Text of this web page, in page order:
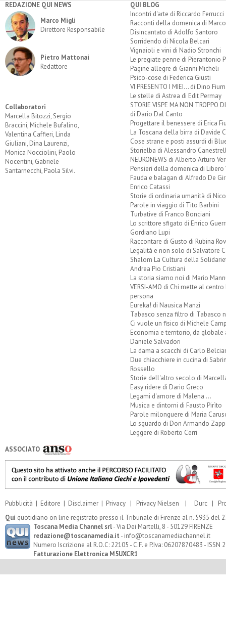
REDAZIONE QUI NEWS
Marco Migli
Direttore Responsabile
Pietro Mattonai
Redattore
Collaboratori
Marcella Bitozzi, Sergio
Braccini, Michele Bufalino,
Valentina Caffieri, Linda
Giuliani, Dina Laurenzi,
Monica Nocciolini, Paolo
Nocentini, Gabriele
Santarnecchi, Paola Silvi.
QUI BLOG
Incontri d'arte di Riccardo Ferrucci
Racconti della domenica di
Disincantato di Adolfo Santoro
Sorridendo di Nicola Belcari
Vignaioli e vini di Nadio Stronchi
Le pregiate penne di Pierantonio
Pagine allegre di Gianni Micheli
Psico-cose di Federica Giusti
VI PRESENTO I MIEI... di Dino
Le stelle di Astrea di Edit Permay
STORIE VISPE MA NON TROPPO
di Dario Dal Canto
Progettare il benessere di Erica
La Toscana della birra di Davide
Cose strane e posti assurdi di
Storielba di Alessandro
NEURONEWS di Alberto Arturo
Pensieri della domenica di Libero
Fauda e balagan di Alfredo De
Enrico Catassi
Storie di ordinaria umanità di
Parole in viaggio di Tito Barbini
Turbative di Franco Bonciani
Lo scrittore sfigato di Enrico
Gordiano Lupi
Raccontare di Gusto di Rubina
Legalità e non solo di Salvatore
Shalom La Cultura della
Andrea Pio Cristiani
La storia siamo noi di Mario
VERSI-AMO di Chi mette al centro
persona
Eureka! di Nausica Manzi
Tabasco senza filtro di Tabasco
Ci vuole un fisico di Michele
Economia e territorio, da globale
Daniele Salvadori
La dama a scacchi di Carlo
Due chiacchiere in cucina di
Rossello
Storie dell'altro secolo di
Easy ridere di Dario Greco
Legami d'amore di Malena ...
Musica e dintorni di Fausto Pirìto
Parole milonguere di Maria
Lo sguardo di Don Armando
Leggere di Roberto Cerri
ASSOCIATO
Pubblicità | Editore | Disclaimer | Privacy | Privacy Nielsen | Durc |
Qui quotidiano on line registrato presso il Tribunale di Firenze al n. 5935 del
Toscana Media Channel srl- Via Dei Martelli, 8 - 50129 FIRENZE
redazione@toscanamedia.it - info@toscanamediachannel.it
Numero Iscrizione al R.O.C: 22105 - C.F. e P.Iva: 06207870483 - ISSN
Fatturazione Elettronica M5UXCR1